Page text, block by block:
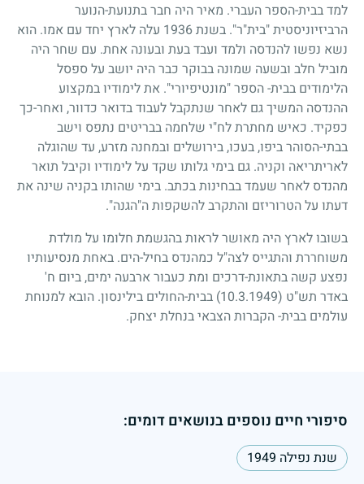
למד בבית-הספר העברי. מאיר היה חבר בתנועת-הנוער
הרביזיוניסטית "בית"ר". בשנת1936 עלה לארץ יחד עם אמו. הוא
נשא נפשו להנדסה ולמד ועבד בעת ובעונה אחת. עם שחר היה
מוביל חלב ובשעה שמונה בבוקר כבר היה יושב על ספסל
הלימודים בבית- הספר "מונטיפיורי". את לימודיו במקצוע
ההנדסה המשיך גם לאחר שנתקבל לעבוד בדואר כדוור, ואחר-כך
כפקיד. כאיש מחתרת לח"י שלחמה בבריטים נתפס וישב
בבתי-הסוהר ביפו, בעכו, בירושלים ובמחנה מזרע, עד שהוגלה
לאריתריאה וקניה. גם בימי גלותו שקד על לימודיו וקיבל תואר
מהנדס לאחר שעמד בבחינות בכתב. בימי שהותו בקניה שינה את
דעתו על הטרוריזם והתקרב להשקפות ה"הגנה".
בשובו לארץ היה מאושר לראות בהגשמת חלומו על מולדת
משוחררת והתגייס לצה"ל כמהנדס בחיל-הים. באחת מנסיעותיו
נפצע קשה בתאונת-דרכים ומת כעבור ארבעה ימים, ביום ח'
באדר תש"ט (10.3.1949)
בבית-החולים בילינסון. הובא למנוחת
עולמים בבית- הקברות הצבאי בנחלת יצחק.
סיפורי חיים נוספים בנושאים דומים:
שנת נפילה 1949